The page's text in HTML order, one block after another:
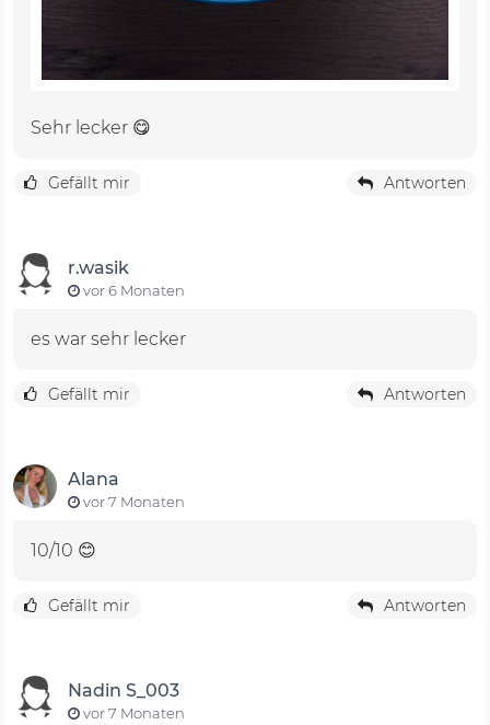
Sehr lecker 😋
Gefällt mir Antworten
r.wasik
vor 6 Monaten
es war sehr lecker
Gefällt mir Antworten
Alana
vor 7 Monaten
10/10 😊
Gefällt mir Antworten
Nadin S_003
vor 7 Monaten